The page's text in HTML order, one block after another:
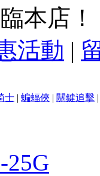
本店！
活動 |
士 | 蝙蝠俠 | 關鍵追擊